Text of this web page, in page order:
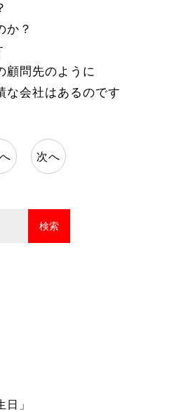
か？
顧問先のように
な会社はあるのです
次へ
日」